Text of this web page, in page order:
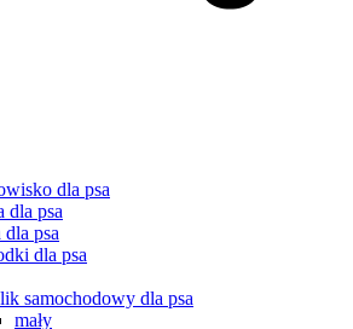
dla psa
dla psa
dla psa
dla psa
samochodowy dla psa
mały